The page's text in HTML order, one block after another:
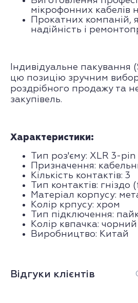
мікрофонних кабелів
Прокатних компаній,
надійність і
Індивідуальне пакування
цю позицію зручним
роздрібного продажу та
закупівель.
Характеристики:
Тип роз'єму: XLR 3-pin
Призначення:
Кількість контактів: 3
Тип контактів: гніздо
Матеріал корпусу:
Колір крпусу: хром
Тип підключення:
Колір квпачка: чорний
Виробництво: Китай
Відгуки клієнтів